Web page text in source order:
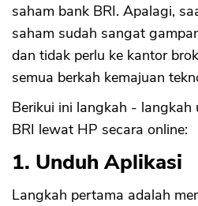
saham bank BRI. Apalagi,
saham sudah sangat
dan tidak perlu ke kantor
semua berkah kemajuan
Berikui ini langkah - langkah
BRI lewat HP secara online:
1. Unduh Aplikasi
Langkah pertama adalah